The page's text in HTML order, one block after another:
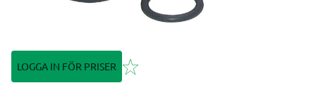
LOGGA IN FÖR PRISER Lägg till i favoriter